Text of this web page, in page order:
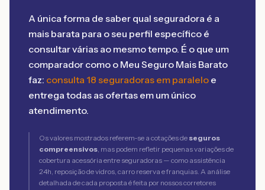
A única forma de saber qual seguradora é a
mais barata para o seu perfil específico é
consultar várias ao mesmo tempo. É o que um
comparador como o Meu Seguro Mais Barato
faz: consulta 18 seguradoras em paralelo e
entrega todas as ofertas em um único
atendimento.
Os valores mostrados referem-se a cotações de seguros
compreensivos, mas podem refletir pequenas variações de
cobertura acessória entre seguradoras — como assistência
24h, reposição de vidros, carro reserva e franquias. A análise
detalhada de cada proposta é feita por nossos corretores